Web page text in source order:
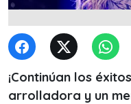
¡Continúan los
arrolladora y un